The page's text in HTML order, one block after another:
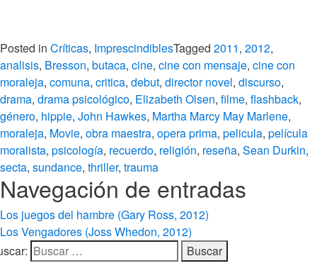
Posted in Críticas, ImprescindiblesTagged 2011, 2012,
analisis, Bresson, butaca, cine, cine con mensaje, cine con
moraleja, comuna, critica, debut, director novel, discurso,
drama, drama psicológico, Elizabeth Olsen, filme, flashback,
género, hippie, John Hawkes, Martha Marcy May Marlene,
moraleja, Movie, obra maestra, opera prima, pelicula, película
moralista, psicología, recuerdo, religión, reseña, Sean Durkin,
secta, sundance, thriller, trauma
Navegación de entradas
Los juegos del hambre (Gary Ross, 2012)
Los Vengadores (Joss Whedon, 2012)